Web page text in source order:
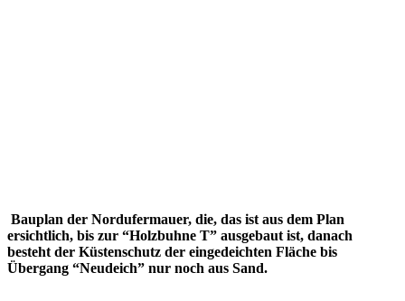
Bauplan der Nordufermauer, die, das ist aus dem Plan
ersichtlich, bis zur “Holzbuhne T” ausgebaut ist, danach
besteht der Küstenschutz der eingedeichten Fläche bis
Übergang “Neudeich” nur noch aus Sand.